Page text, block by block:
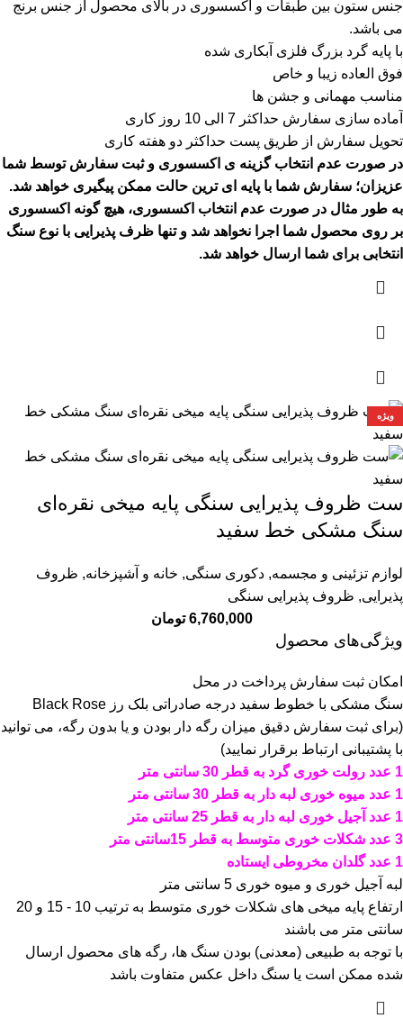
جنس ستون بین طبقات و اکسسوری در بالای محصول از جنس برنج
می باشد.
با پایه گرد بزرگ فلزی آبکاری شده
فوق العاده زیبا و خاص
مناسب مهمانی و جشن ها
آماده سازی سفارش حداکثر 7 الی 10 روز کاری
تحویل سفارش از طریق پست حداکثر دو هفته کاری
در صورت عدم انتخاب گزینه ی اکسسوری و ثبت سفارش توسط شما
عزیزان؛ سفارش شما با پایه ای ترین حالت ممکن پیگیری خواهد شد.
به طور مثال در صورت عدم انتخاب اکسسوری، هیچ گونه اکسسوری
بر روی محصول شما اجرا نخواهد شد و تنها ظرف پذیرایی با نوع سنگ
انتخابی برای شما ارسال خواهد شد.
ویژه
ست ظروف پذیرایی سنگی پایه میخی نقره‌ای
سنگ مشکی خط سفید
لوازم تزئینی و مجسمه, دکوری سنگی, خانه و آشپزخانه, ظروف
پذیرایی, ظروف پذیرایی سنگی
6,760,000 تومان
ویژگی‌های محصول
امکان ثبت سفارش پرداخت در محل
سنگ مشکی با خطوط سفید درجه صادراتی بلک رز Black Rose
(برای ثبت سفارش دقیق میزان رگه دار بودن و یا بدون رگه، می توانید
با پشتیبانی ارتباط برقرار نمایید)
1 عدد رولت خوری گرد به قطر 30 سانتی متر
1 عدد میوه خوری لبه دار به قطر 30 سانتی متر
1 عدد آجیل خوری لبه دار به قطر 25 سانتی متر
3 عدد شکلات خوری متوسط به قطر 15سانتی متر
1 عدد گلدان مخروطی ایستاده
لبه آجیل خوری و میوه خوری 5 سانتی متر
ارتفاع پایه میخی های شکلات خوری متوسط به ترتیب 10 - 15 و 20
سانتی متر می باشند
با توجه به طبیعی (معدنی) بودن سنگ ها، رگه های محصول ارسال
شده ممکن است یا سنگ داخل عکس متفاوت باشد